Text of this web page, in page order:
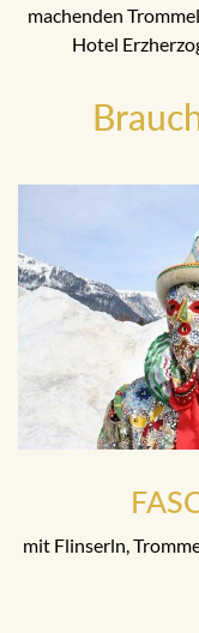
machenden
Hotel
mit Flinserln,